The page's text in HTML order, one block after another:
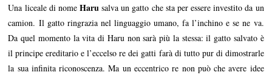
Una liceale di nomeHaru salva un gatto che sta per essere investito da un
camion. Il gatto ringrazia nel linguaggio umano, fa l’inchino e se ne va.
Da quel momento la vita di Haru non sarà più la stessa: il gatto salvato è
il principe ereditario e l’eccelso re dei gatti farà di tutto pur di dimostrarle
la sua infinita riconoscenza. Ma un eccentrico re non può che avere idee